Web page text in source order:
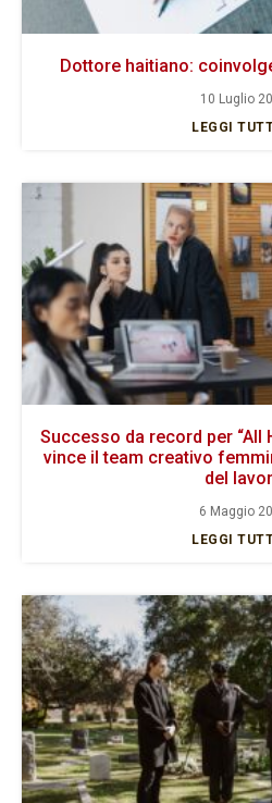
Dottore haitiano:
10 Luglio
LEGGI
Successo da record per “All
vince il team creativo
del
6 Maggio
LEGGI